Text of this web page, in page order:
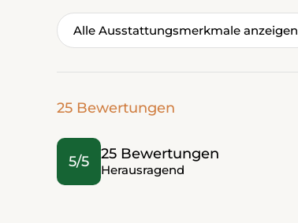
Alle Ausstattungsmerkmale anzeigen
25 Bewertungen
5/5 25 Bewertungen
Herausragend